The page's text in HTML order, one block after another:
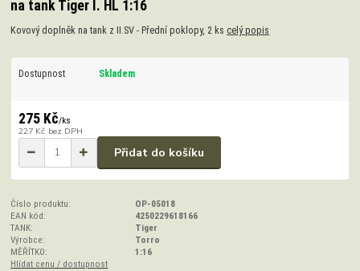
na tank Tiger I. HL 1:16
Kovový doplněk na tank z II.SV - Přední poklopy, 2 ks celý popis
Dostupnost Skladem
275 Kč/ks
227 Kč bez DPH
Přidat do košíku
Číslo produktu:
OP-05018
EAN kód:
4250229618166
TANK:
Tiger
Výrobce:
Torro
MĚŘÍTKO:
1:16
Hlídat cenu / dostupnost